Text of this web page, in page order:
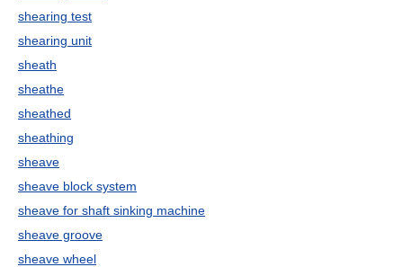
shearing test
shearing unit
sheath
sheathe
sheathed
sheathing
sheave
sheave block system
sheave for shaft sinking machine
sheave groove
sheave wheel